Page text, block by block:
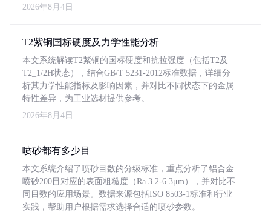
2026年8月4日
T2紫铜国标硬度及力学性能分析
本文系统解读T2紫铜的国标硬度和抗拉强度（包括T2及
T2_1/2H状态），结合GB/T 5231-2012标准数据，详细分
析其力学性能指标及影响因素，并对比不同状态下的金属
特性差异，为工业选材提供参考。
2026年8月4日
喷砂都有多少目
本文系统介绍了喷砂目数的分级标准，重点分析了铝合金
喷砂200目对应的表面粗糙度（Ra 3.2-6.3μm），并对比不
同目数的应用场景。数据来源包括ISO 8503-1标准和行业
实践，帮助用户根据需求选择合适的喷砂参数。